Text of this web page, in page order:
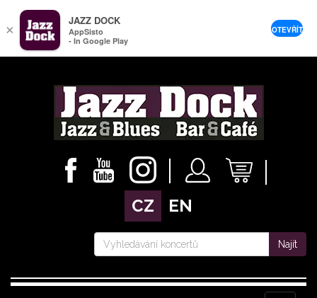
CZ EN
Najít
×
JAZZ DOCK
AppSisto
- In Google Play
OTEVŘÍT